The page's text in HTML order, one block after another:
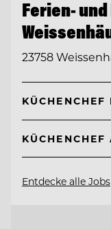
Ferien-
23758
Entdecke alle Jobs